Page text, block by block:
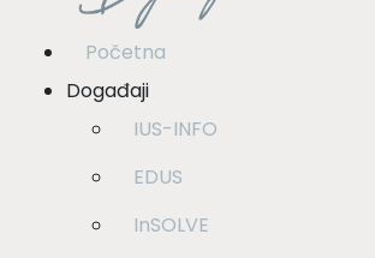
Početna
Događaji
IUS-INFO
EDUS
InSOLVE